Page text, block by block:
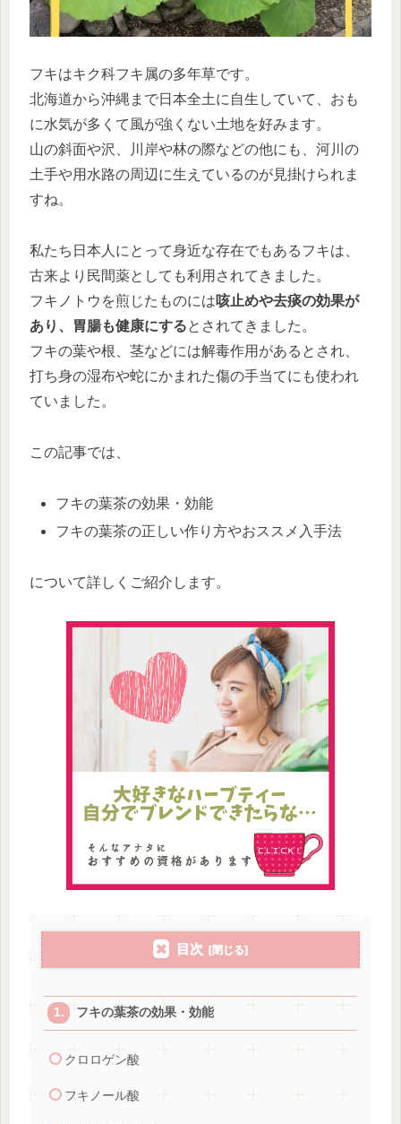
フキはキク科フキ属の多年草です。
北海道から沖縄まで日本全土に自生していて、おも
に水気が多くて風が強くない土地を好みます。
山の斜面や沢、川岸や林の際などの他にも、河川の
土手や用水路の周辺に生えているのが見掛けられま
すね。
私たち日本人にとって身近な存在でもあるフキは、
古来より民間薬としても利用されてきました。
フキノトウを煎じたものには咳止めや去痰の効果が
あり、胃腸も健康にするとされてきました。
フキの葉や根、茎などには解毒作用があるとされ、
打ち身の湿布や蛇にかまれた傷の手当てにも使われ
ていました。
この記事では、
フキの葉茶の効果・効能
フキの葉茶の正しい作り方やおススメ入手法
について詳しくご紹介します。
目次
フキの葉茶の効果・効能
クロロゲン酸
フキノール酸